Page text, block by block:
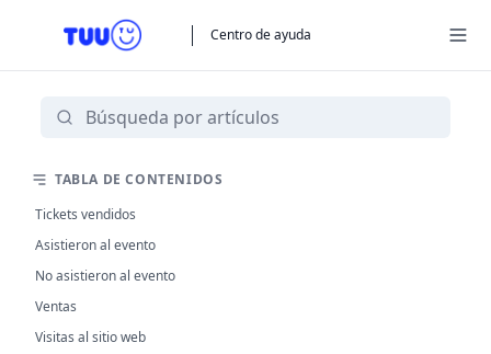
Centro de ayuda
TABLA DE CONTENIDOS
Tickets vendidos
Asistieron al evento
No asistieron al evento
Ventas
Visitas al sitio web